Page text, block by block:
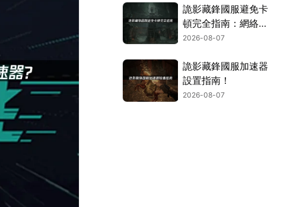
詭影藏鋒國服避免卡
頓完全指南：網絡優
化與解決技巧！
2026-08-07
詭影藏鋒國服加速器
設置指南！
2026-08-07